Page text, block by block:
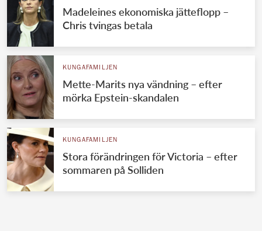
Madeleines ekonomiska jätteflopp –
Chris tvingas betala
KUNGAFAMILJEN
Mette-Marits nya vändning – efter
mörka Epstein-skandalen
KUNGAFAMILJEN
Stora förändringen för Victoria – efter
sommaren på Solliden